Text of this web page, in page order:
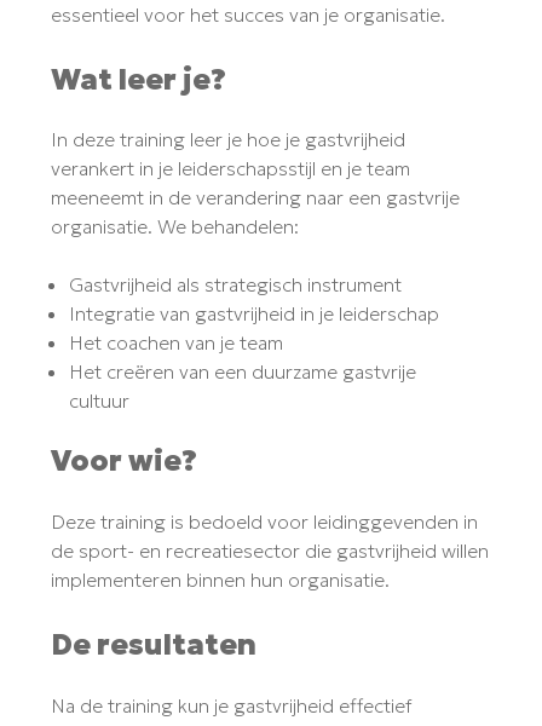
essentieel voor het succes van je organisatie.
Wat leer je?
In deze training leer je hoe je gastvrijheid
verankert in je leiderschapsstijl en je team
meeneemt in de verandering naar een gastvrije
organisatie. We behandelen:
Gastvrijheid als strategisch instrument
Integratie van gastvrijheid in je leiderschap
Het coachen van je team
Het creëren van een duurzame gastvrije
cultuur
Voor wie?
Deze training is bedoeld voor leidinggevenden in
de sport- en recreatiesector die gastvrijheid willen
implementeren binnen hun organisatie.
De resultaten
Na de training kun je gastvrijheid effectief